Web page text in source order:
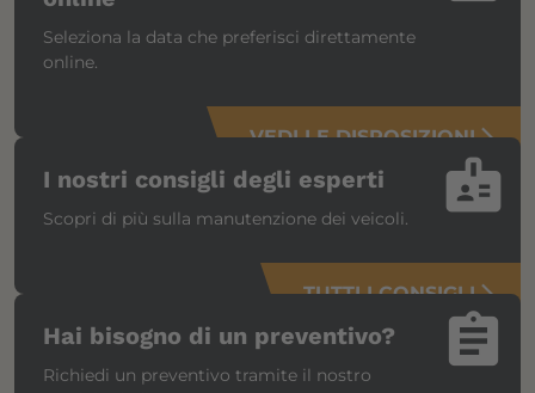
Seleziona la data che preferisci direttamente
online.
VEDI LE DISPOSIZIONIarrow_forward_ios
badge
I nostri consigli degli esperti
Scopri di più sulla manutenzione dei veicoli.
TUTTI I CONSIGLIarrow_forward_ios
assignment
Hai bisogno di un preventivo?
Richiedi un preventivo tramite il nostro